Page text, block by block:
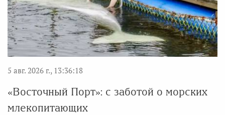
5 авг. 2026 г., 13:36:18
«Восточный Порт»: с заботой о морских
млекопитающих